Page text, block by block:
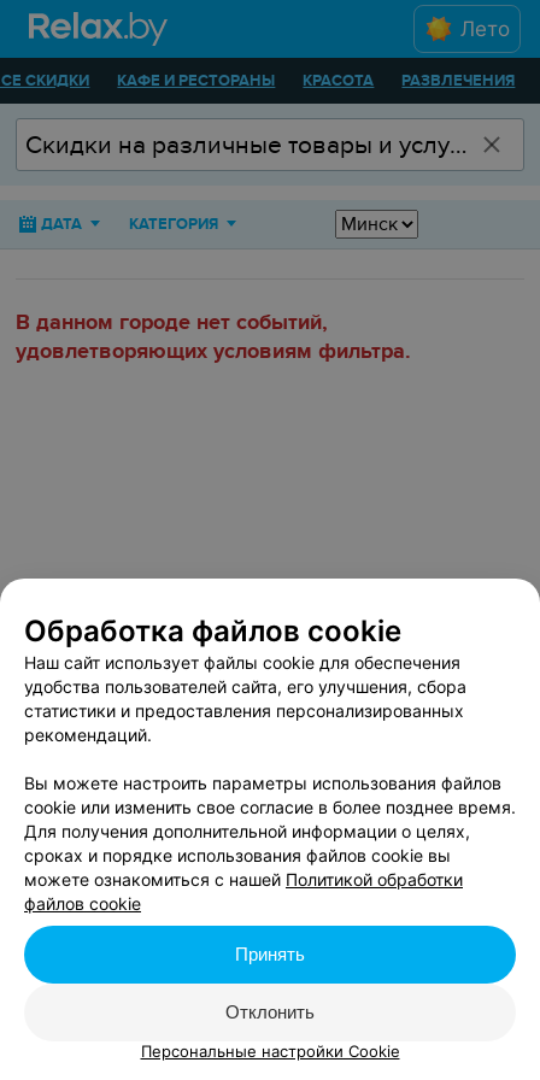
Лето
СКИДКИ КАФЕ И РЕСТОРАНЫ КРАСОТА РАЗВЛЕЧЕНИЯ
ДАТА КАТЕГОРИЯ
В данном городе нет событий,
удовлетворяющих условиям фильтра.
Обработка файлов cookie
Наш сайт использует файлы cookie для обеспечения
удобства пользователей сайта, его улучшения, сбора
статистики и предоставления персонализированных
рекомендаций.
Вы можете настроить параметры использования файлов
cookie или изменить свое согласие в более позднее время.
Для получения дополнительной информации о целях,
сроках и порядке использования файлов cookie вы
можете ознакомиться с нашей Политикой обработки
файлов cookie
Отклонить
Принять
Персональные настройки Cookie